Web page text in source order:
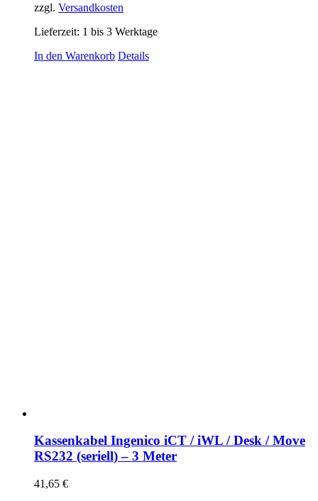
zzgl. Versandkosten
Lieferzeit: 1 bis 3 Werktage
In den Warenkorb Details
Kassenkabel Ingenico iCT / iWL / Desk / Move
RS232 (seriell) – 3 Meter
41,65 €